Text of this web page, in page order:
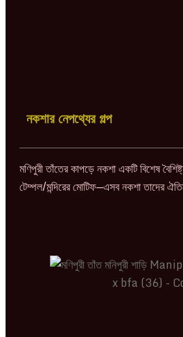
নকশার নেপথ্যের গল্প
মণিপুরী তাঁতের কাপড়ে নকশা একটি বিশেষ
টেম্পল/মন্দিরের মোটিফ—এসব নকশা তাদের